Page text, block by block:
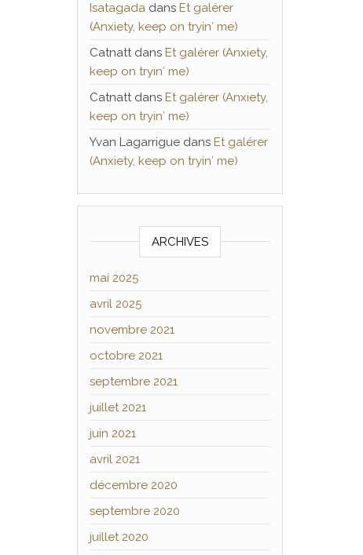
Isatagadadans Et galérer
(Anxiety, keep on tryin′ me)
Catnattdans Et galérer (Anxiety,
keep on tryin′ me)
Catnattdans Et galérer (Anxiety,
keep on tryin′ me)
Yvan Lagarriguedans Et galérer
(Anxiety, keep on tryin′ me)
ARCHIVES
mai 2025
avril 2025
novembre 2021
octobre 2021
septembre 2021
juillet 2021
juin 2021
avril 2021
décembre 2020
septembre 2020
juillet 2020